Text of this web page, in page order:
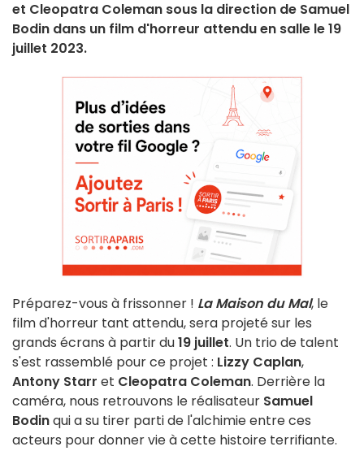
et Cleopatra Coleman sous la direction de Samuel
Bodin dans un film d'horreur attendu en salle le 19
juillet 2023.
Préparez-vous à frissonner ! La Maison du Mal, le
film d'horreur tant attendu, sera projeté sur les
grands écrans à partir du19 juillet. Un trio de talent
s'est rassemblé pour ce projet : Lizzy Caplan,
Antony Starr et Cleopatra Coleman. Derrière la
caméra, nous retrouvons le réalisateur Samuel
Bodinqui a su tirer parti de l'alchimie entre ces
acteurs pour donner vie à cette histoire terrifiante.